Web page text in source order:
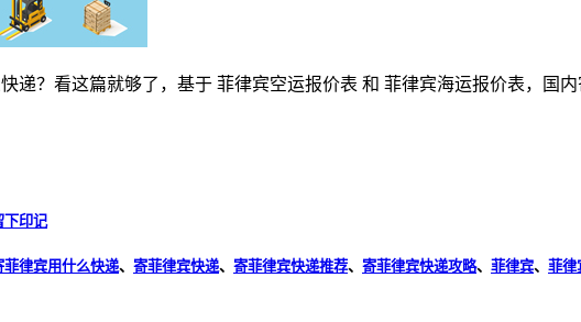
递？看这篇就够了，基于 菲律宾空运报价表 和 菲律宾海运报价表，国
下印记
菲律宾用什么快递、 寄菲律宾快递、 寄菲律宾快递推荐、 寄菲律宾快递攻略、 菲律宾、 菲律